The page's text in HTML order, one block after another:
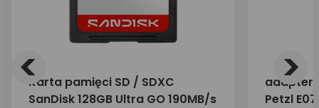
Karta pamięci SD / SDXC
SanDisk 128GB Ultra GO 190MB/s
adapter
Petzl
< >